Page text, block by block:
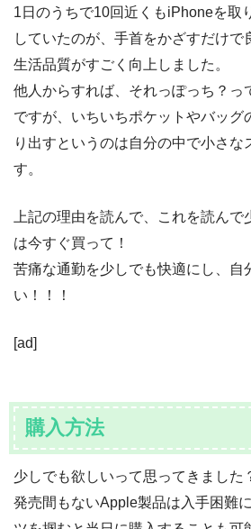
1日のうちで10回近くもiPhoneを取
していたのが、手首をかざすだけで
生活品質がすごく向上しました。
他人からすれば、それっぽっち？っ
ですが、いちいちポケットやバッグ
り出すというのは自分の中で小さな
す。
上記の理由を読んで、これを読ん
は今すぐ買って！
苦痛な通勤を少しでも快適にし、自
い！！！
[ad]
購入方法
少しでも欲しいって思ってきました
発売間もないApple製品は入手困難